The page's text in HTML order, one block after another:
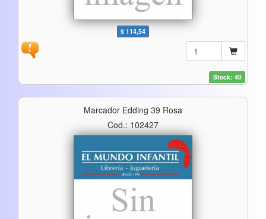
$ 114,54
Stock: 40
Marcador Edding 39 Rosa
Cod.: 102427